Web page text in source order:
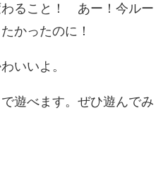
ること！ あー！今ルー
かったのに！
いいよ。
遊べます。ぜひ遊んでみ